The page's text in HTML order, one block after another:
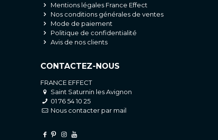
Mentions légales France Effect
Nos conditions générales de ventes
Mode de paiement
Politique de confidentialité
Avis de nos clients
CONTACTEZ-NOUS
FRANCE EFFECT
Saint Saturnin les Avignon
01 76 54 10 25
Nous contacter par mail